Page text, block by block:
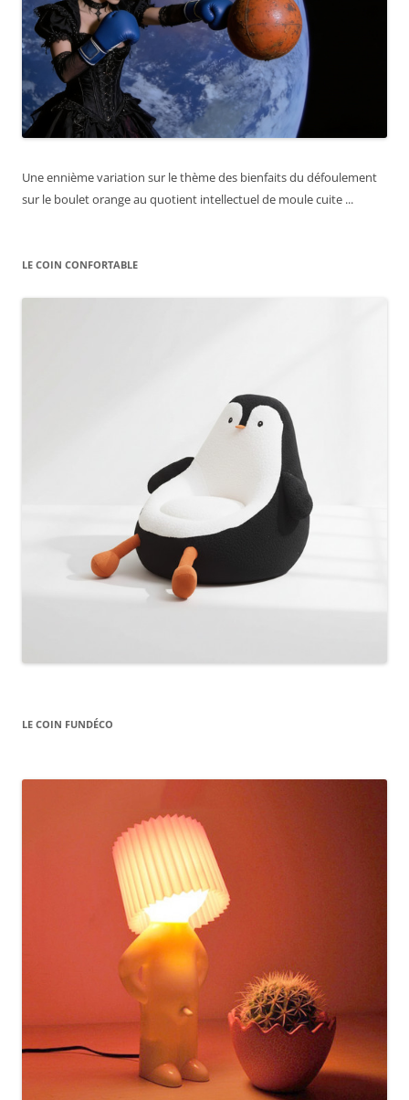
Une ennième variation sur le thème des bienfaits du défoulement
sur le boulet orange au quotient intellectuel de moule cuite ...
LE COIN CONFORTABLE
LE COIN FUNDÉCO